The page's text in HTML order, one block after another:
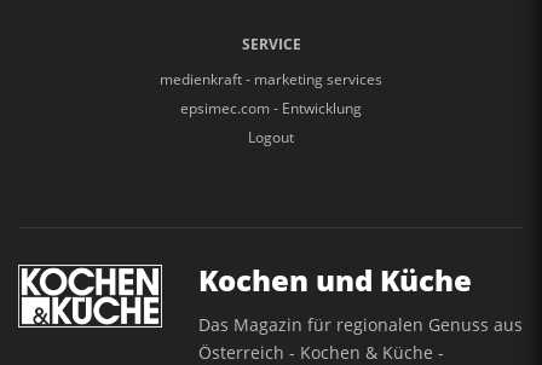
SERVICE
medienkraft - marketing services
epsimec.com - Entwicklung
Logout
Kochen und Küche
Das Magazin für regionalen Genuss aus
Österreich - Kochen & Küche -